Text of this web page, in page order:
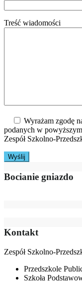
Treść wiadomości
Wyrażam zgodę
podanych w
Zespół Szkolno-
Bocianie gniazdo
Kontakt
Zespół Szkolno-
Przedszkole
Szkoła